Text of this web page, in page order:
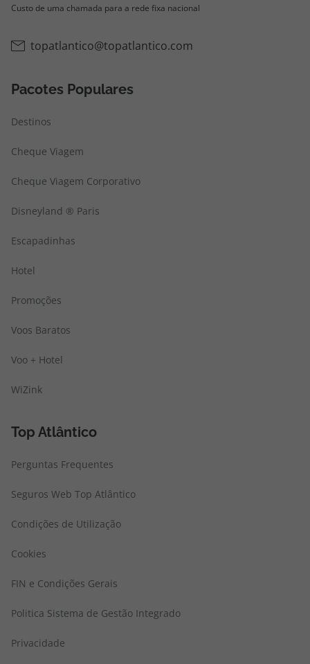
Custo de uma chamada para a rede fixa nacional
topatlantico@topatlantico.com
Pacotes Populares
Destinos
Cheque Viagem
Cheque Viagem Corporativo
Disneyland ® Paris
Escapadinhas
Hotel
Promoções
Voos Baratos
Voo + Hotel
WiZink
Top Atlântico
Perguntas Frequentes
Seguros Web Top Atlântico
Condições de Utilização
Cookies
FIN e Condições Gerais
Politica Sistema de Gestão Integrado
Privacidade